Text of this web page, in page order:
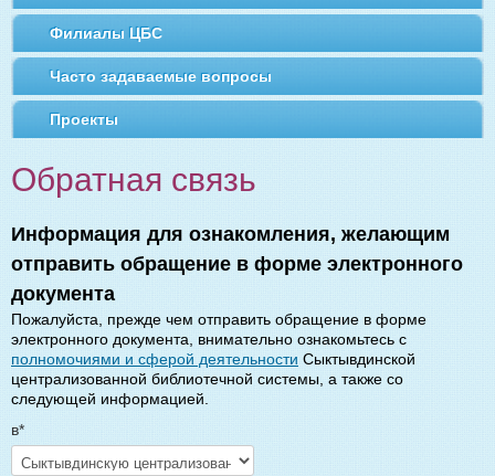
Филиалы ЦБС
Часто задаваемые вопросы
Проекты
Обратная связь
Информация для ознакомления, желающим
отправить обращение в форме электронного
документа
Пожалуйста, прежде чем отправить обращение в форме
электронного документа, внимательно ознакомьтесь с
полномочиями и сферой деятельности Сыктывдинской
централизованной библиотечной системы, а также со
следующей информацией.
в*